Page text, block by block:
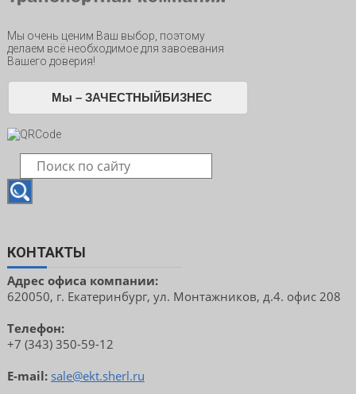
Мы очень ценим Ваш выбор, поэтому
делаем всё необходимое для завоевания
Вашего доверия!
Мы – ЗАЧЕСТНЫЙБИЗНЕС
КОНТАКТЫ
Адрес офиса компании:
620050, г. Екатеринбург, ул. Монтажников, д.4. офис 208
Телефон:
+7 (343) 350-59-12
E-mail: sale@ekt.sherl.ru